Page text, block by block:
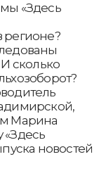
«Здесь
регионе?
сколько
Марина
новостей